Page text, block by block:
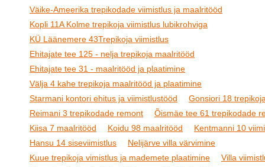
Väike-Ameerika trepikodade viimistlus ja maalritööd
Kopli 11A Kolme trepikoja viimistlus lubikrohviga
KÜ Läänemere 43Trepikoja viimistlus
Ehitajate tee 125 - nelja trepikoja maalritööd
Ehitajate tee 31 - maalritööd ja plaatimine
Välja 4 kahe trepikoja maalritööd ja plaatimine
Starmani kontori ehitus ja viimistlustööd
Gonsiori 18
Reimani 3 trepikodade remont
Õismäe tee 61 trepikodade
Kiisa 7 maalritööd
Koidu 98 maalritööd
Kentmanni 10
Hansu 14 siseviimistlus
Nelijärve villa värvimine
Kuue trepikoja vimistlus ja mademete plaatimine
Villa